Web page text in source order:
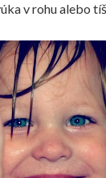
v rohu alebo